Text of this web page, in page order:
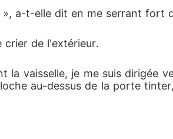
a-t-elle dit en me serrant fort
crier de l'extérieur.
la vaisselle, je me suis dirigée
au-dessus de la porte